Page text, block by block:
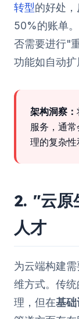
转型的好处
50%的账单
否需要进行"
功能如自动扩
架构洞察：
服务，通
理的复杂性
2. "云原
人才
为云端构建
维方式。传
理，但在基础